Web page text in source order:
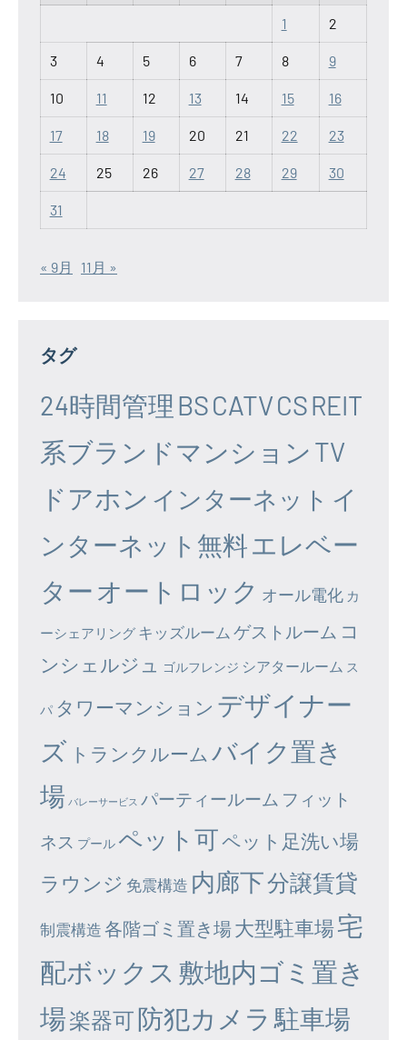
1 2
3 4 5 6 7 8 9
10 11 12 13 14 15 16
17 18 19 20 21 22 23
24 25 26 27 28 29 30
31
« 9月 11月 »
タグ
24時間管理 BSCATVCSREIT
系ブランドマンション TV
ドアホン インターネット イ
ンターネット無料エレベー
ター オートロック オール電化 カ
ーシェアリング キッズルーム ゲストルーム コ
ンシェルジュ
ゴルフレンジ シアタールーム ス
パ タワーマンション デザイナー
ズ トランクルーム バイク置き
場 バレーサービス パーティールーム フィット
ネス プール ペット可ペット足洗い場
ラウンジ 免震構造 内廊下分譲賃貸
制震構造 各階ゴミ置き場大型駐車場宅
配ボックス 敷地内ゴミ置き
場楽器可防犯カメラ 駐車場